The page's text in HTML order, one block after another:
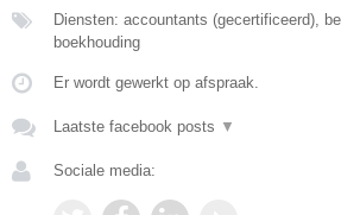
Diensten: accountants (gecertificeerd),
boekhouding
Er wordt gewerkt op afspraak.
Laatste facebook posts ▼
Sociale media: